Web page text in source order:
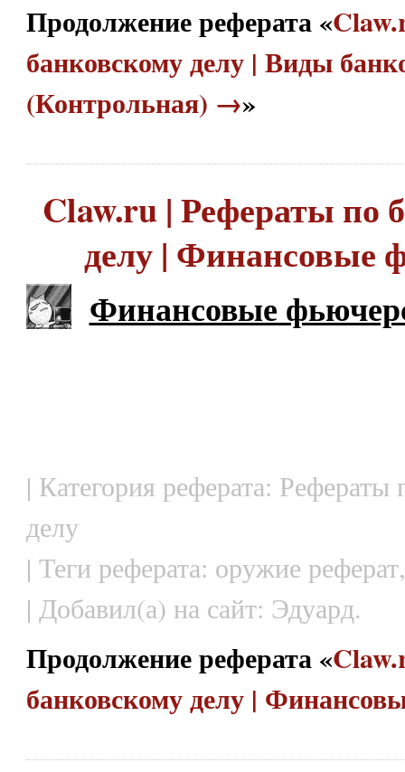
Продолжение реферата «
банковскому делу | Виды
(Контрольная) →»
Claw.ru | Рефераты по
делу | Финансовые
Финансовые
| Категория реферата: Рефераты
делу
| Теги реферата: оружие
| Добавил(а) на сайт: Эдуард.
Продолжение реферата «
банковскому делу |